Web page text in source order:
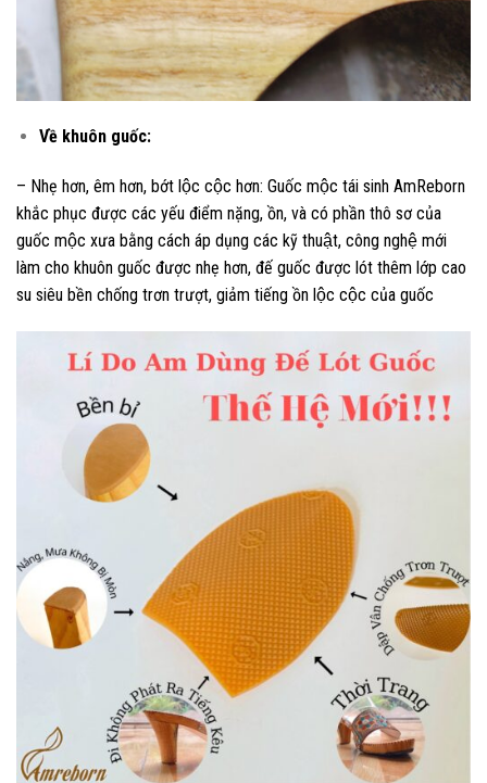
Về khuôn guốc:
– Nhẹ hơn, êm hơn, bớt lộc cộc hơn: Guốc mộc tái sinh AmReborn
khắc phục được các yếu điểm nặng, ồn, và có phần thô sơ của
guốc mộc xưa bằng cách áp dụng các kỹ thuật, công nghệ mới
làm cho khuôn guốc được nhẹ hơn, đế guốc được lót thêm lớp cao
su siêu bền chống trơn trượt, giảm tiếng ồn lộc cộc của guốc